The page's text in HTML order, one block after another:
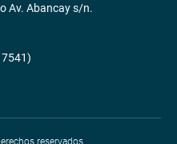
Av. Abancay s/n.
reservados.